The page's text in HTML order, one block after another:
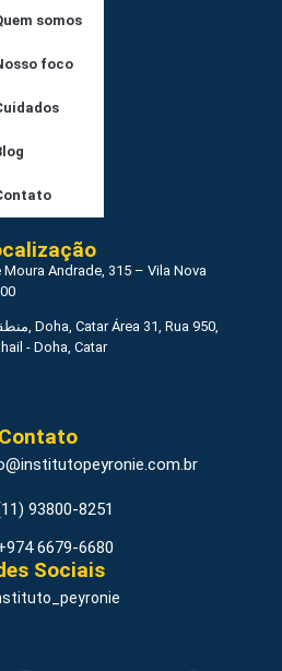
somos
foco
Andrade, 315 – Vila Nova
- Doha, Catar
Contato
93800-8251
6679-6680
Sociais